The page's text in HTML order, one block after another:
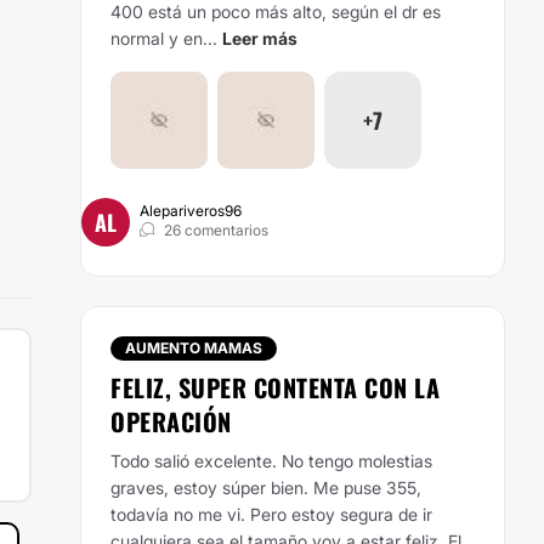
400 está un poco más alto, según el dr es
normal y en... Leer más
+7
AL
Alepariveros96
26 comentarios
AUMENTO MAMAS
FELIZ, SUPER CONTENTA CON LA
OPERACIÓN
Todo salió excelente. No tengo molestias
graves, estoy súper bien. Me puse 355,
todavía no me vi. Pero estoy segura de ir